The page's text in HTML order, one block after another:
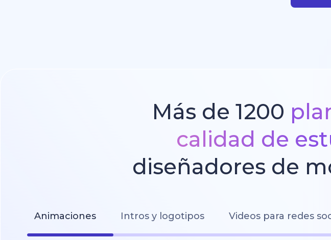
Más de 1200
calidad de
diseñadores de
Animaciones Intros y logotipos Videos para redes